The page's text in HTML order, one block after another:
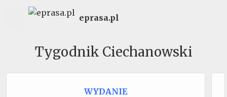
eprasa.pl
Tygodnik Ciechanowski
WYDANIE